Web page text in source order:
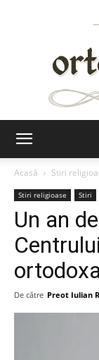
Acasă
Stiri
Stiri religioase Stiri
Un an
De către Preot Iulian